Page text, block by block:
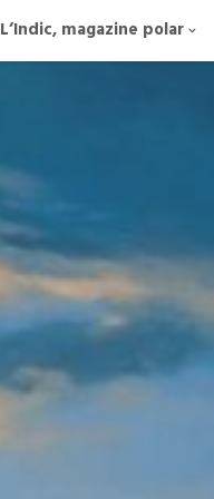
L’Indic, magazine polar